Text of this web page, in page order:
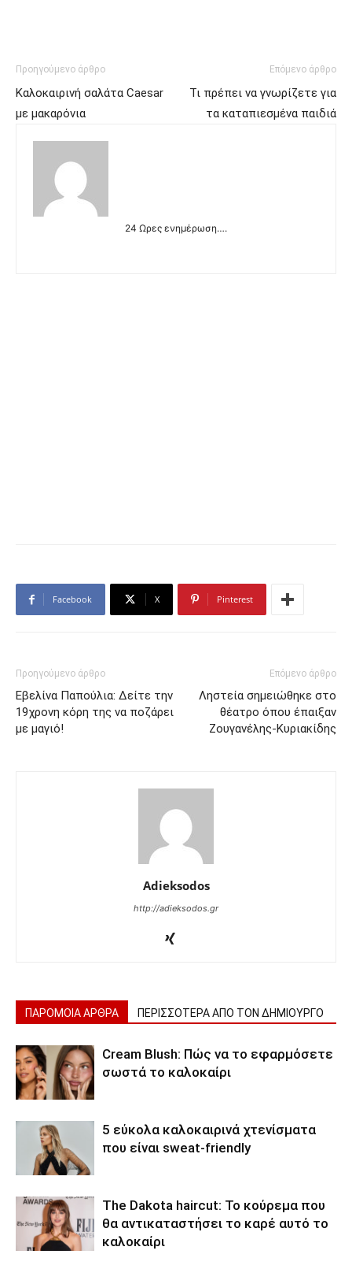
Προηγούμενο άρθρο
Καλοκαιρινή σαλάτα Caesar
με μακαρόνια
Επόμενο άρθρο
Τι πρέπει να γνωρίζετε για
τα καταπιεσμένα παιδιά
24 Ωρες ενημέρωση….
Facebook X Pinterest
Προηγούμενο άρθρο
Εβελίνα Παπούλια: Δείτε την
19χρονη κόρη της να ποζάρει
με μαγιό!
Επόμενο άρθρο
Ληστεία σημειώθηκε στο
θέατρο όπου έπαιξαν
Ζουγανέλης-Κυριακίδης
Adieksodos
http://adieksodos.gr
ΠΑΡΟΜΟΙΑ ΑΡΘΡΑ ΠΕΡΙΣΣΟΤΕΡΑ ΑΠΟ ΤΟΝ ΔΗΜΙΟΥΡΓΟ
Cream Blush: Πώς να το εφαρμόσετε
σωστά το καλοκαίρι
5 εύκολα καλοκαιρινά χτενίσματα
που είναι sweat-friendly
The Dakota haircut: Το κούρεμα που
θα αντικαταστήσει το καρέ αυτό το
καλοκαίρι